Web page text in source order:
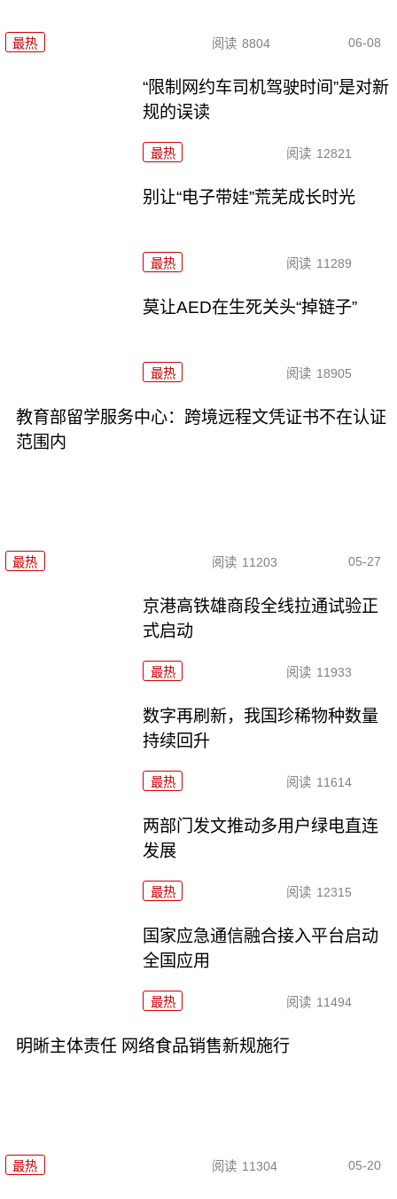
最热 阅读 8804 06-08
“限制网约车司机驾驶时间”是对新
规的误读
最热 阅读 12821
别让“电子带娃”荒芜成长时光
最热 阅读 11289
莫让AED在生死关头“掉链子”
最热 阅读 18905
教育部留学服务中心：跨境远程文凭证书不在认证
范围内
最热 阅读 11203 05-27
京港高铁雄商段全线拉通试验正
式启动
最热 阅读 11933
数字再刷新，我国珍稀物种数量
持续回升
最热 阅读 11614
两部门发文推动多用户绿电直连
发展
最热 阅读 12315
国家应急通信融合接入平台启动
全国应用
最热 阅读 11494
明晰主体责任 网络食品销售新规施行
最热 阅读 11304 05-20